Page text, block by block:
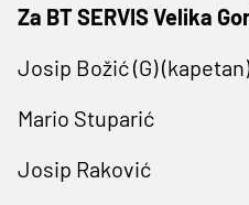
Za BT SERVIS Velika
Josip Božić (G) (kapetan)
Mario Stuparić
Josip Raković